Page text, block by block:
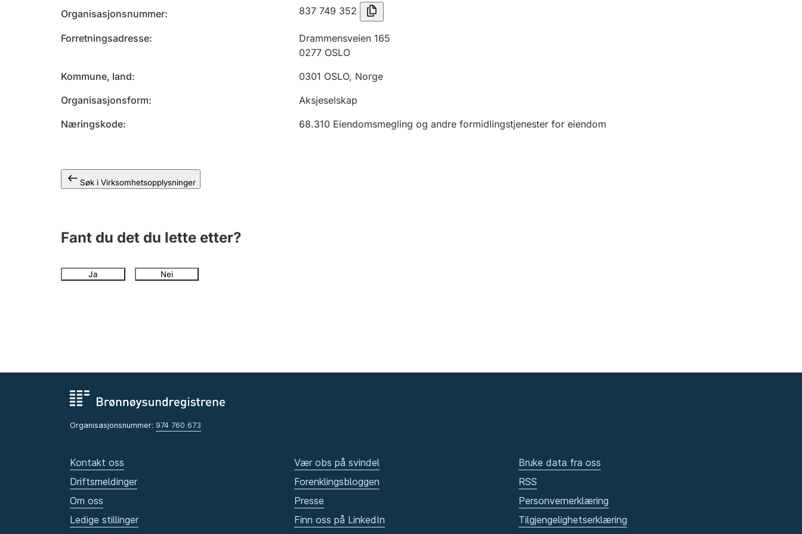
Organisasjonsnummer 837 749 352
Forretningsadresse
Drammensveien 165
0277 OSLO
Kommune, land
0301 OSLO, Norge
Organisasjonsform
Aksjeselskap
Næringskode
68.310 Eiendomsmegling og andre formidlingstjenester for eiendom
Søk i Virksomhetsopplysninger
Fant du det du lette etter?
Ja Nei
Organisasjonsnummer: 974 760 673
Kontakt oss
Driftsmeldinger
Om oss
Ledige stillinger
Vær obs på svindel
Forenklingsbloggen
Presse
Finn oss på LinkedIn
Bruke data fra oss
RSS
Personvernerklæring
Tilgjengelighetserklæring